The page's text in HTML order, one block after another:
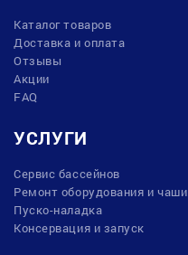
Каталог товаров
Доставка и оплата
Отзывы
Акции
FAQ
УСЛУГИ
Сервис бассейнов
Ремонт оборудования и чаши
Пуско-наладка
Консервация и запуск